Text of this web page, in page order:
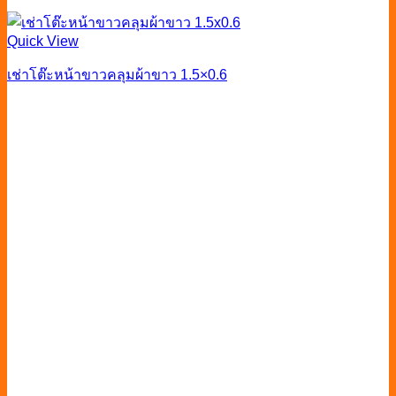
Quick View
เช่าโต๊ะหน้าขาวคลุมผ้าขาว 1.5×0.6